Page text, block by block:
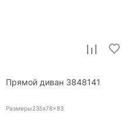
Прямой диван 3848141
Размеры235x78x83